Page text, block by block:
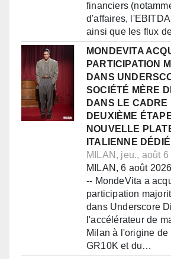
financiers
d'affaires,
ainsi que les flux
MONDEVITA
PARTICIPATION
DANS
SOCIÉTÉ MÈRE
DANS LE CADRE
DEUXIÈME
NOUVELLE
ITALIENNE
MILAN, jeu., août
MILAN, 6 août
-- MondeVita a
participation
dans Underscore
l'accélérateur de
Milan à l'origine de
GR10K et du…